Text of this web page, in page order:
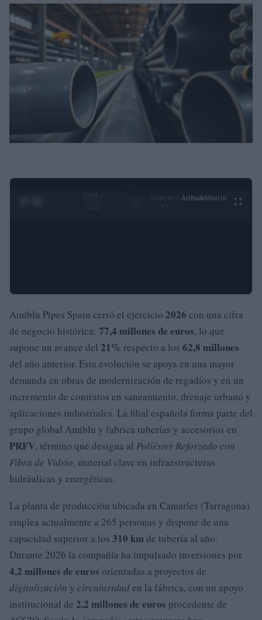
0:29 /
Ad hubMedia
Amiblu Pipes Spain cerró el ejercicio 2026 con una cifra
de negocio histórica: 77,4 millones de euros, lo que
supone un avance del 21% respecto a los 62,8 millones
del año anterior. Esta evolución se apoya en una mayor
demanda en obras de modernización de regadíos y en un
incremento de contratos en saneamiento, drenaje urbano y
aplicaciones industriales. La filial española forma parte del
grupo global Amiblu y fabrica tuberías y accesorios en
PRFV, término que designa al Poliéster Reforzado con
Fibra de Vidrio, material clave en infraestructuras
hidráulicas y energéticas.
La planta de producción ubicada en Camarles (Tarragona)
emplea actualmente a 265 personas y dispone de una
capacidad superior a los 310 kmde tubería al año.
Durante 2026 la compañía ha impulsado inversiones por
4,2 millones de euros orientadas a proyectos de
digitalización y circularidaden la fábrica, con un apoyo
institucional de 2,2 millones de euros procedente de